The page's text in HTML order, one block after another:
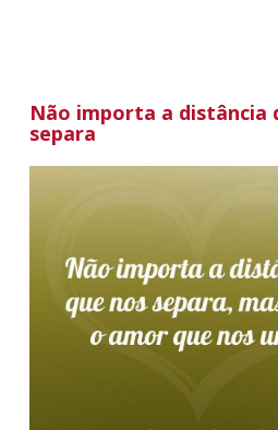
Não importa a distância
separa